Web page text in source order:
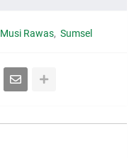
Musi Rawas Sumsel